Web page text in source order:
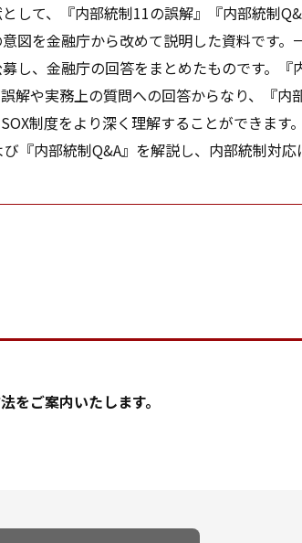
して、『内部統制11の誤解』『内部統制
図を金融庁から改めて説明した資料です。
し、金融庁の回答をまとめたものです。『
解や実務上の質問への回答からなり、『内
制度をより深く理解することができま
『内部統制Q&A』を解説し、内部統制対
ご案内いたします。